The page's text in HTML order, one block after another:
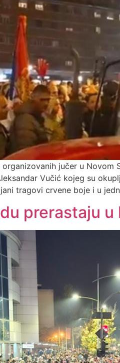
jučer u
Vučić kojeg su
tragovi crvene boje i u
prerastaju u